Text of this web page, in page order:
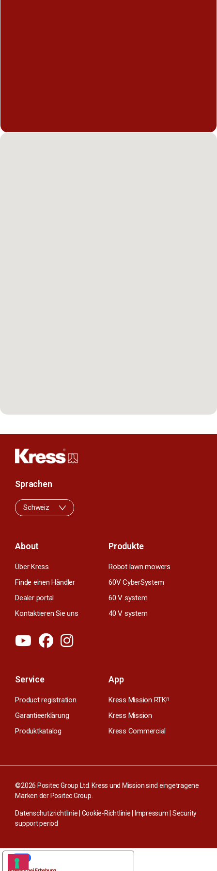
About
Über Kress
Finde einen Händler
Dealer portal
Kontaktieren Sie uns
Produkte
Robot lawn mowers
60V CyberSystem
60 V system
40 V system
Service
Product registration
Garantieerklärung
Produktkatalog
App
Kress Mission RTKn
Kress Mission
Kress Commercial
Sprachen
Schweiz
©2026 Positec Group Ltd. Kress und Mission sind eingetragene
Marken der Positec Group.
Datenschutzrichtlinie| Cookie-Richtlinie| Impressum| Security
support period
Hinweis bei Erhebung